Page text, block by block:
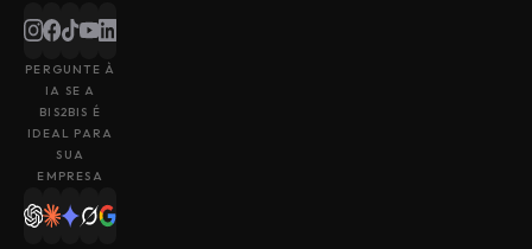
PERGUNTE À
IA SE A
BIS2BIS É
IDEAL PARA
SUA
EMPRESA